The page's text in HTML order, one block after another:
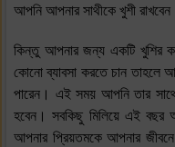
আপনি আপনার সাথীকে খুশী
কিন্তু আপনার জন্য একটি খুশির
কোনো ব্যাবসা করতে চান তাহলে
পারেন। এই সময় আপনি তার
হবেন। সবকিছু মিলিয়ে এই
আপনার প্রিয়তমকে আপনার